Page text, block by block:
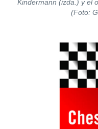
Kindermann (izda.) y el
(Foto: